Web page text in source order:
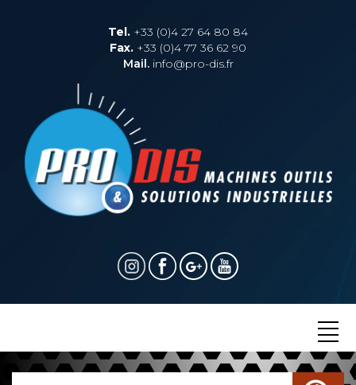
Tel. +33 (0)4 27 64 80 84
Fax. +33 (0)4 77 36 62 90
Mail.info@pro-dis.fr